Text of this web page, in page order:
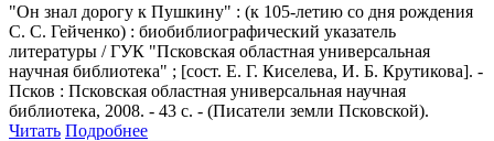
"Он знал дорогу к Пушкину" : (к 105-летию со дня рождения
С. С. Гейченко) : биобиблиографический указатель
литературы / ГУК "Псковская областная универсальная
научная библиотека" ; [сост. Е. Г. Киселева, И. Б. Крутикова]. -
Псков : Псковская областная универсальная научная
библиотека, 2008. - 43 с. - (Писатели земли Псковской).
Читать Подробнее